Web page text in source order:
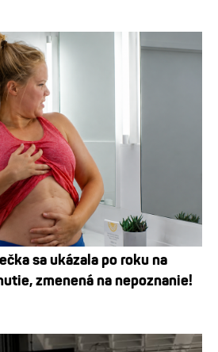
sa ukázala po roku na
zmenená na nepoznanie!